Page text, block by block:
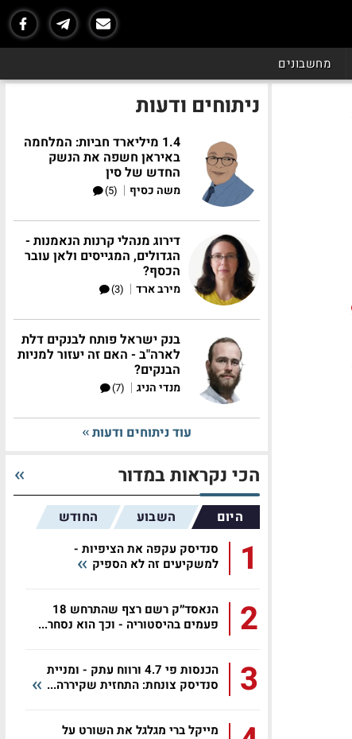
מחשבונים
ניתוחים ודעות
1.4 מיליארד חביות: המלחמה
באיראן חשפה את הנשק
החדש של סין
משה כסיף |
(5)
דירוג מנהלי קרנות הנאמנות -
הגדולים, המגייסים ולאן עובר
הכסף?
מירב ארד |
(3)
בנק ישראל פותח לבנקים דלת
לארה"ב - האם זה יעזור למניות
הבנקים?
מנדי הניג |
(7)
עוד ניתוחים ודעות
הכי נקראות במדור
היום השבוע החודש
1
סנדיסק עקפה את הציפיות -
למשקיעים זה לא הספיק
2
הנאסד״ק רשם רצף שהתרחש 18
פעמים בהיסטוריה - וכך הוא נסחר...
3
הכנסות פי 4.7 ורווח עתק - ומניית
סנדיסק צונחת: התחזית שקיררה...
מייקל ברי מגלגל את השורט על